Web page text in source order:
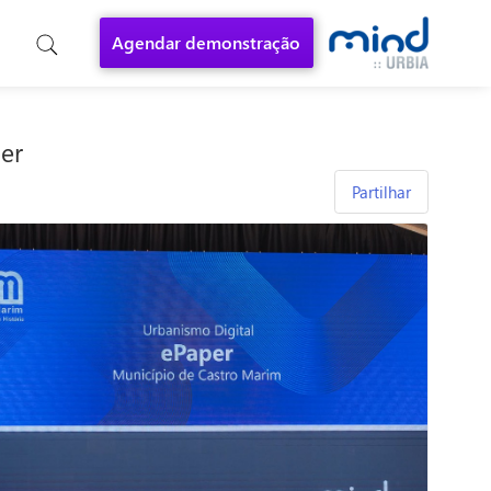
Agendar demonstração
Partilhar